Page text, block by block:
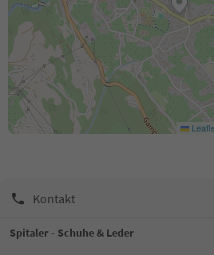
Kontakt
Spitaler - Schuhe & Leder